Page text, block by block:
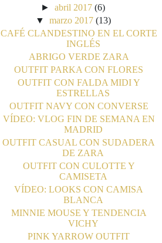
►abril 2017 (6)
▼ marzo 2017 (13)
CAFÉ CLANDESTINO EN EL CORTE
INGLÉS
ABRIGO VERDE ZARA
OUTFIT PARKA CON FLORES
OUTFIT CON FALDA MIDI Y
ESTRELLAS
OUTFIT NAVY CON CONVERSE
VÍDEO: VLOG FIN DE SEMANA EN
MADRID
OUTFIT CASUAL CON SUDADERA
DE ZARA
OUTFIT CON CULOTTE Y
CAMISETA
VÍDEO: LOOKS CON CAMISA
BLANCA
MINNIE MOUSE Y TENDENCIA
VICHY
PINK YARROW OUTFIT